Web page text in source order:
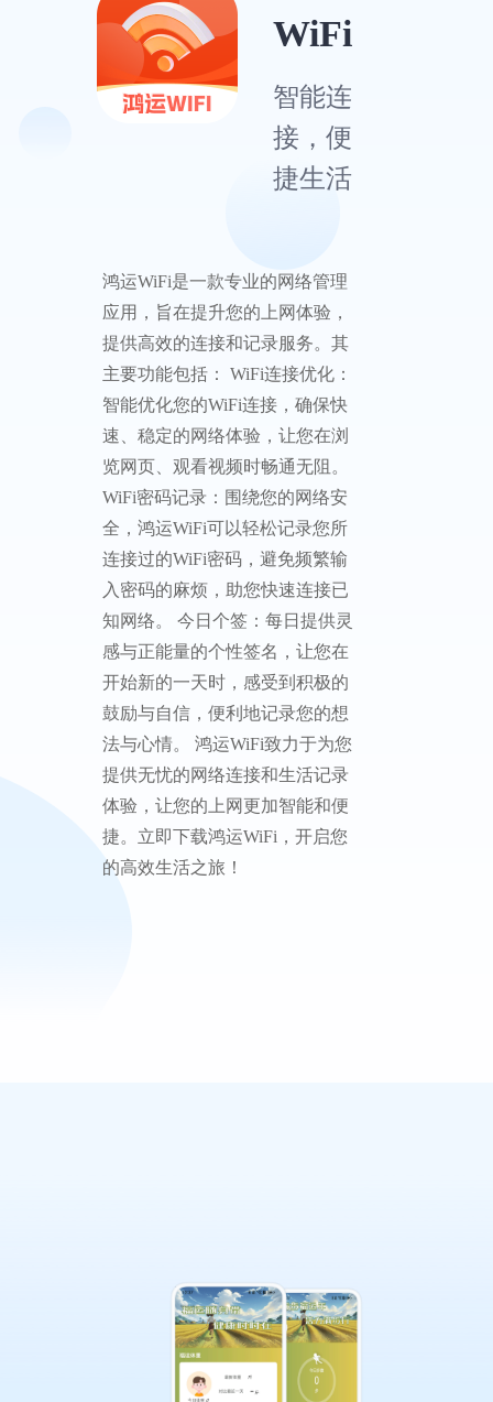
WiFi
智能连
接，便
捷生活
鸿运WiFi是一款专业的网络管理
应用，旨在提升您的上网体验，
提供高效的连接和记录服务。其
主要功能包括： WiFi连接优化：
智能优化您的WiFi连接，确保快
速、稳定的网络体验，让您在浏
览网页、观看视频时畅通无阻。
WiFi密码记录：围绕您的网络安
全，鸿运WiFi可以轻松记录您所
连接过的WiFi密码，避免频繁输
入密码的麻烦，助您快速连接已
知网络。 今日个签：每日提供灵
感与正能量的个性签名，让您在
开始新的一天时，感受到积极的
鼓励与自信，便利地记录您的想
法与心情。 鸿运WiFi致力于为您
提供无忧的网络连接和生活记录
体验，让您的上网更加智能和便
捷。立即下载鸿运WiFi，开启您
的高效生活之旅！